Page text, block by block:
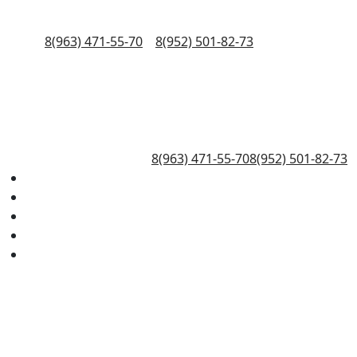
8(963) 471-55-70 8(952) 501-82-73
8(963) 471-55-708(952) 501-82-73